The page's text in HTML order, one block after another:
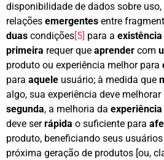
disponibilidade de dados sobre
relações emergentes entre
duas condições[5] para a existência
primeira requer que aprender com
produto ou experiência melhor para
para aquele usuário; à medida que
algo, sua experiência deve melhorar
segunda, a melhoria da experiência
deve serrápida o suficiente para
produto, beneficiando seus usuários
próxima geração de produtos [ou,